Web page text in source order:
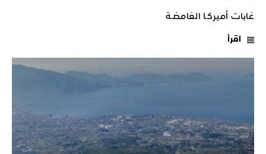
غابات أميركـا الغامضـة
اقرأ